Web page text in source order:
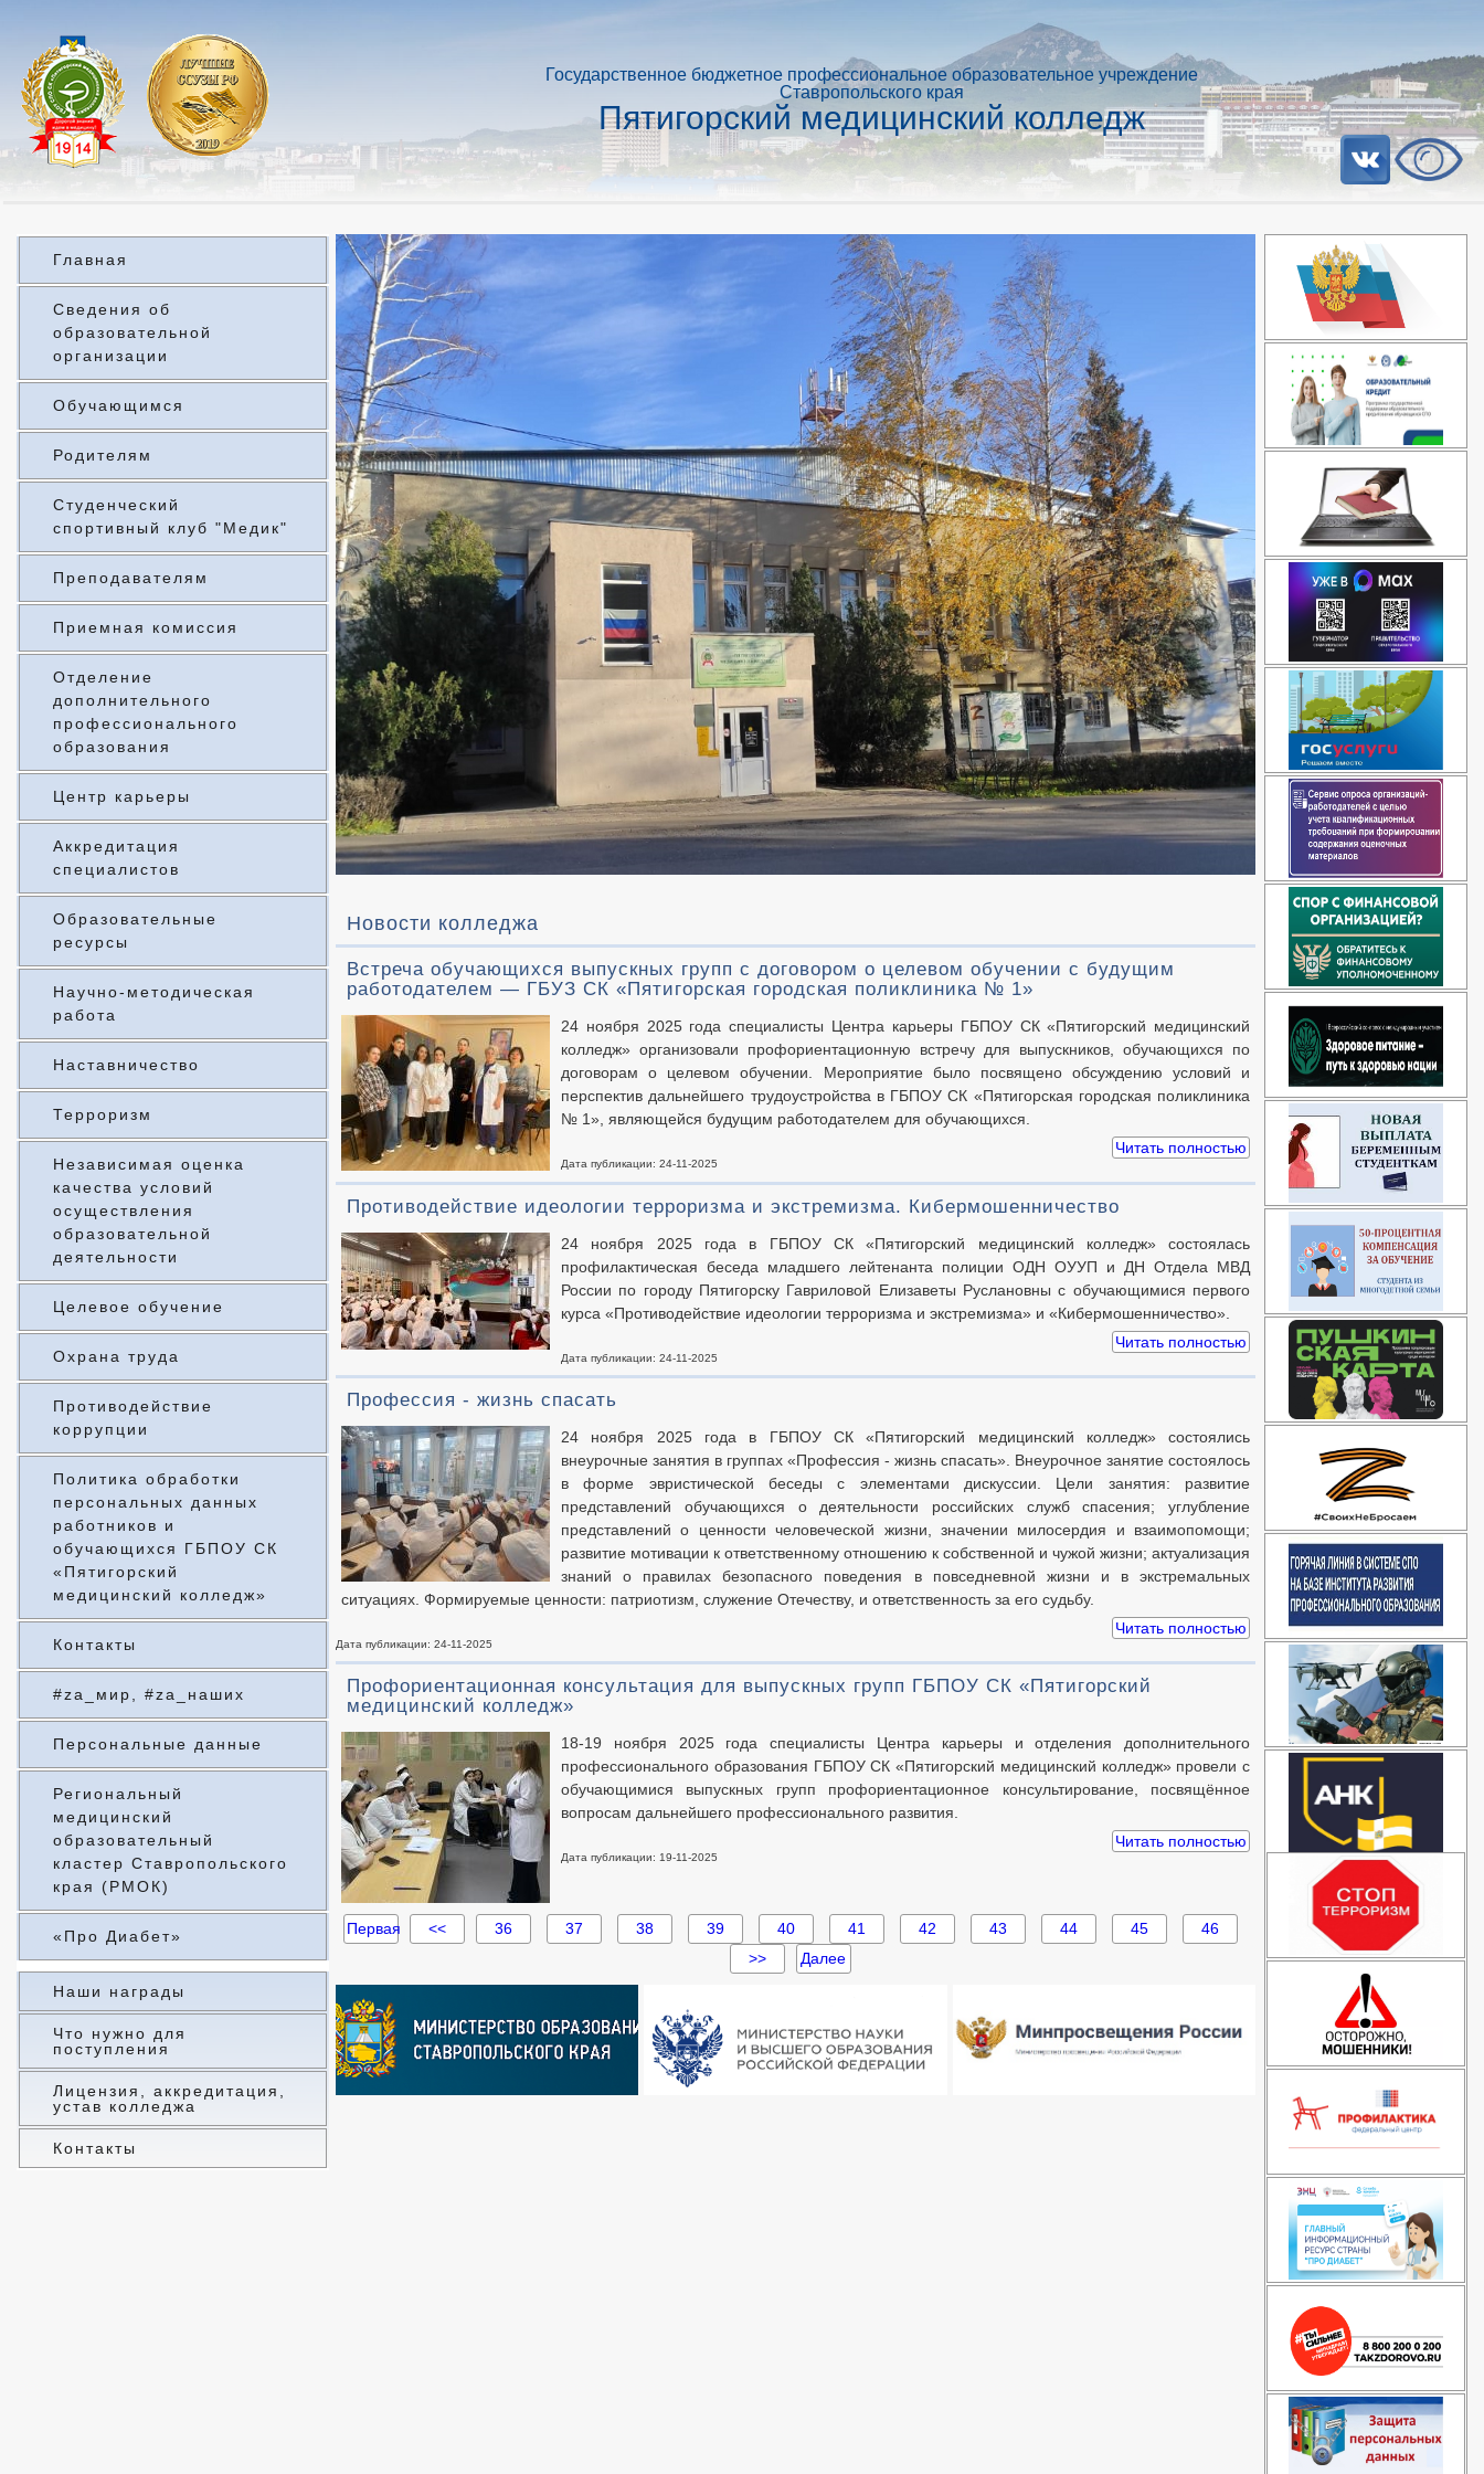
Государственное бюджетное профессиональное образовательное учреждение
Ставропольского края
Пятигорский медицинский колледж
Главная
Сведения об
образовательной
организации
Обучающимся
Родителям
Студенческий
спортивный клуб "Медик"
Преподавателям
Приемная комиссия
Отделение
дополнительного
профессионального
образования
Центр карьеры
Аккредитация
специалистов
Образовательные
ресурсы
Научно-методическая
работа
Наставничество
Терроризм
Независимая оценка
качества условий
осуществления
образовательной
деятельности
Целевое обучение
Охрана труда
Противодействие
коррупции
Политика обработки
персональных данных
работников и
обучающихся ГБПОУ СК
«Пятигорский
медицинский колледж»
Контакты
#za_мир, #za_наших
Персональные данные
Региональный
медицинский
образовательный
кластер Ставропольского
края (РМОК)
«Про Диабет»
Наши награды
Что нужно для
поступления
Лицензия, аккредитация,
устав колледжа
Контакты
Новости колледжа
Встреча обучающихся выпускных групп с договором о целевом обучении с будущим
работодателем — ГБУЗ СК «Пятигорская городская поликлиника № 1»
24 ноября 2025 года специалисты Центра карьеры ГБПОУ СК «Пятигорский медицинский
колледж» организовали профориентационную встречу для выпускников, обучающихся по
договорам о целевом обучении. Мероприятие было посвящено обсуждению условий и
перспектив дальнейшего трудоустройства в ГБПОУ СК «Пятигорская городская поликлиника
№ 1», являющейся будущим работодателем для обучающихся.
Дата публикации: 24-11-2025
Читать полностью
Противодействие идеологии терроризма и экстремизма. Кибермошенничество
24 ноября 2025 года в ГБПОУ СК «Пятигорский медицинский колледж» состоялась
профилактическая беседа младшего лейтенанта полиции ОДН ОУУП и ДН Отдела МВД
России по городу Пятигорску Гавриловой Елизаветы Руслановны с обучающимися первого
курса «Противодействие идеологии терроризма и экстремизма» и «Кибермошенничество».
Дата публикации: 24-11-2025
Читать полностью
Профессия - жизнь спасать
24 ноября 2025 года в ГБПОУ СК «Пятигорский медицинский колледж» состоялись
внеурочные занятия в группах «Профессия - жизнь спасать». Внеурочное занятие состоялось
в форме эвристической беседы с элементами дискуссии. Цели занятия: развитие
представлений обучающихся о деятельности российских служб спасения; углубление
представлений о ценности человеческой жизни, значении милосердия и взаимопомощи;
развитие мотивации к ответственному отношению к собственной и чужой жизни; актуализация
знаний о правилах безопасного поведения в повседневной жизни и в экстремальных
ситуациях. Формируемые ценности: патриотизм, служение Отечеству, и ответственность за его судьбу.
Дата публикации: 24-11-2025
Читать полностью
Профориентационная консультация для выпускных групп ГБПОУ СК «Пятигорский
медицинский колледж»
18-19 ноября 2025 года специалисты Центра карьеры и отделения дополнительного
профессионального образования ГБПОУ СК «Пятигорский медицинский колледж» провели с
обучающимися выпускных групп профориентационное консультирование, посвящённое
вопросам дальнейшего профессионального развития.
Дата публикации: 19-11-2025
Читать полностью
Первая << 36 37 38 39 40 41 42 43 44 45
46
>>
Далее